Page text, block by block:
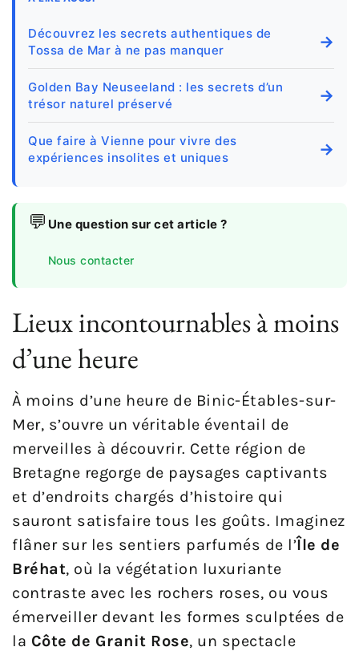
Découvrez les secrets authentiques de
Tossa de Mar à ne pas manquer
→
Golden Bay Neuseeland : les secrets d’un
trésor naturel préservé
→
Que faire à Vienne pour vivre des
expériences insolites et uniques
→
💬 Une question sur cet article ?
Nous contacter
Lieux incontournables à moins
d’une heure
À moins d’une heure de Binic-Étables-sur-
Mer, s’ouvre un véritable éventail de
merveilles à découvrir. Cette région de
Bretagne regorge de paysages captivants
et d’endroits chargés d’histoire qui
sauront satisfaire tous les goûts. Imaginez
flâner sur les sentiers parfumés de l’Île de
Bréhat, où la végétation luxuriante
contraste avec les rochers roses, ou vous
émerveiller devant les formes sculptées de
la Côte de Granit Rose, un spectacle